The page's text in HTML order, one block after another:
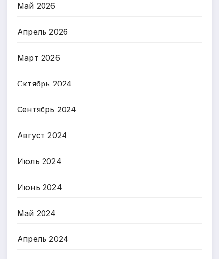
Май 2026
Апрель 2026
Март 2026
Октябрь 2024
Сентябрь 2024
Август 2024
Июль 2024
Июнь 2024
Май 2024
Апрель 2024